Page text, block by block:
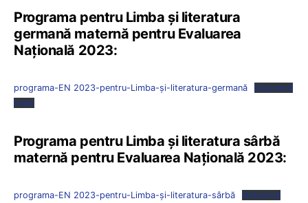
Programa pentru Limba şi literatura
germană maternă pentru Evaluarea
Națională 2023:
programa-EN 2023-pentru-Limba-și-literatura-germană
Descarcă
fișier
Programa pentru Limba şi literatura sârbă
maternă pentru Evaluarea Națională 2023:
programa-EN 2023-pentru-Limba-și-literatura-sârbă
Descarcă